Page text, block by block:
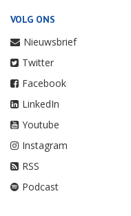
VOLG ONS
Nieuwsbrief
Twitter
Facebook
LinkedIn
Youtube
Instagram
RSS
Podcast